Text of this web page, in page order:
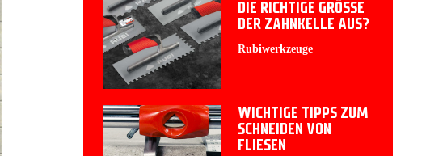
DIE RICHTIGE GRÖSSE
DER ZAHNKELLE AUS?
Rubiwerkzeuge
WICHTIGE TIPPS ZUM
SCHNEIDEN VON
FLIESEN